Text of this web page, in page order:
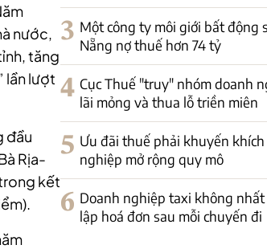
nước,
tăng
lần lượt
đầu
Rịa-
kết
3 Một công ty môi giới bất động
Nẵng nợ thuế hơn 74 tỷ
4 Cục Thuế "truy" nhóm doanh
lãi mỏng và thua lỗ triền miên
5 Ưu đãi thuế phải khuyến
nghiệp mở rộng quy mô
6 Doanh nghiệp taxi không
lập hoá đơn sau mỗi chuyến đi